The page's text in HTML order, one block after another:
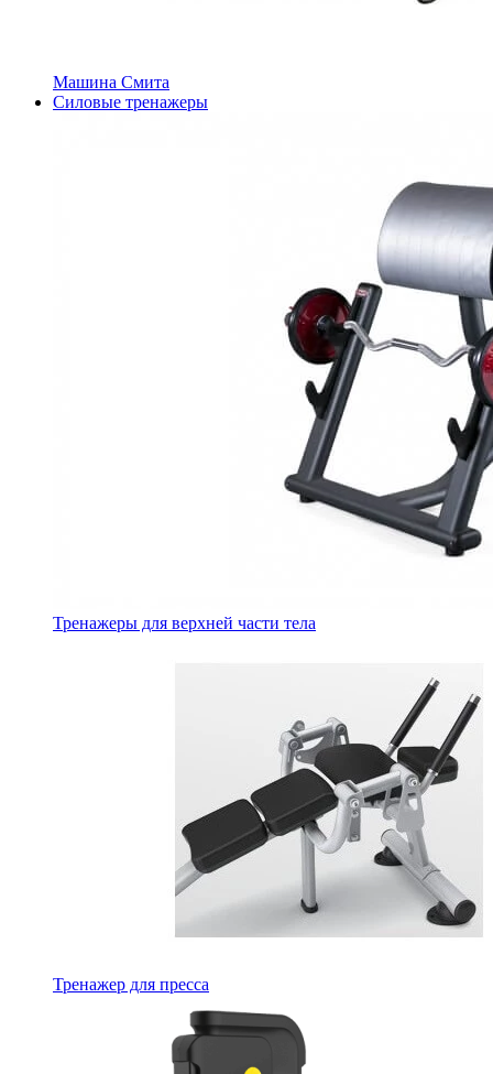
Машина Смита
Силовые тренажеры
Тренажеры для верхней части тела
Тренажер для пресса